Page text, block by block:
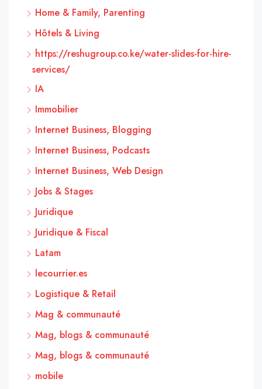
Home & Family, Parenting
Hôtels & Living
https://reshugroup.co.ke/water-slides-for-hire-
services/
IA
Immobilier
Internet Business, Blogging
Internet Business, Podcasts
Internet Business, Web Design
Jobs & Stages
Juridique
Juridique & Fiscal
Latam
lecourrier.es
Logistique & Retail
Mag & communauté
Mag, blogs & communauté
Mag, blogs & communauté
mobile